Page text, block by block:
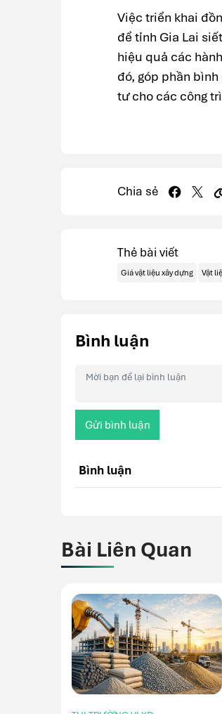
Việc triển khai
để tỉnh Gia Lai
hiệu quả các
đó, góp phần
tư cho các công
Chia sẻ
Thẻ bài viết
Giá vật liệu xây dựng Vật
Bình luận
Gửi bình luận
Bình luận
Bài Liên Quan